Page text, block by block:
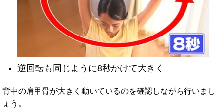
逆回転も同じように8秒かけて大きく
背中の肩甲骨が大きく動いているのを確認しながら行いまし
ょう。